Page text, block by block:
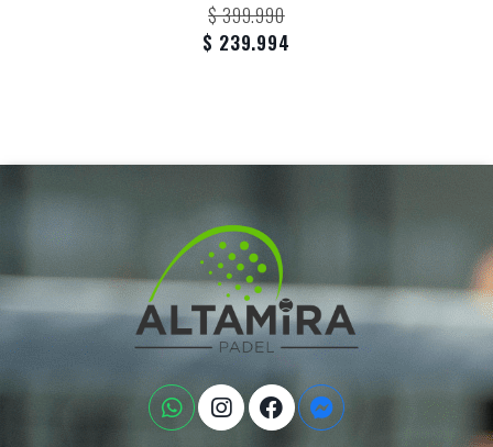
$ 399.990
$ 239.994